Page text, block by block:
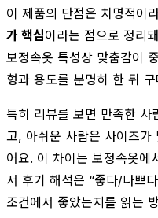
이 제품의 단점은 치명적이
가 핵심이라는 점으로 정리
보정속옷 특성상 맞춤감이
형과 용도를 분명히 한 뒤
특히 리뷰를 보면 만족한 사
고, 아쉬운 사람은 사이즈가
어요. 이 차이는 보정속옷에
서 후기 해석은 “좋다/나쁘
조건에서 좋았는지를 읽는